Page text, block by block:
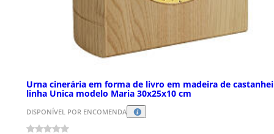
Urna cinerária em forma de livro em madeira de
linha Unica modelo Maria 30x25x10 cm
DISPONÍVEL POR ENCOMENDA